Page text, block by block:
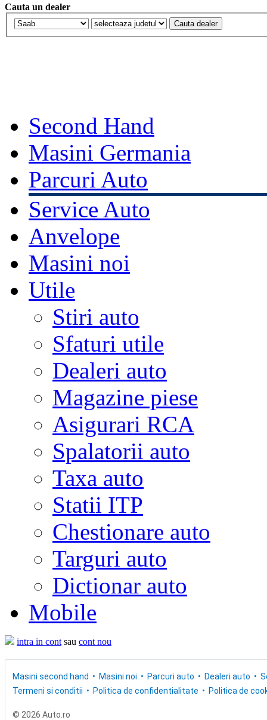
Cauta un dealer
Second Hand
Masini Germania
Parcuri Auto
Service Auto
Anvelope
Masini noi
Utile
Stiri auto
Sfaturi utile
Dealeri auto
Magazine piese
Asigurari RCA
Spalatorii auto
Taxa auto
Statii ITP
Chestionare auto
Targuri auto
Dictionar auto
Mobile
intra in cont sau cont nou
Masini second hand Masini noi Parcuri auto Dealeri auto
Termeni si conditii
Politica de confidentialitate Politica de
© 2026 Auto.ro